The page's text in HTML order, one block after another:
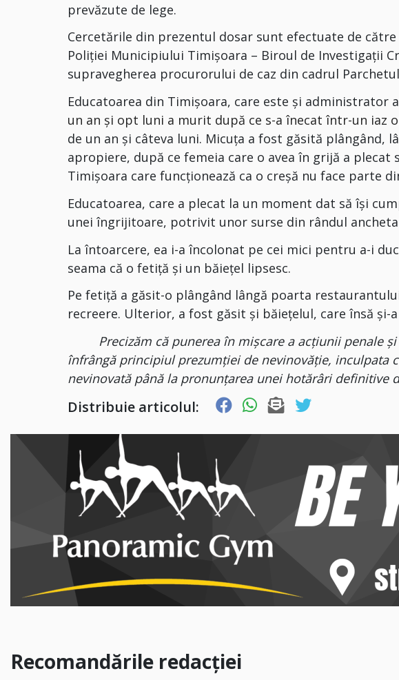
prevăzute de lege.
Cercetările din prezentul dosar sunt efectuate de
Poliției Municipiului Timișoara – Biroul de Investigații
supravegherea procurorului de caz din cadrul
Educatoarea din Timişoara, care este şi administrator
un an şi opt luni a murit după ce s-a înecat într-un iaz
de un an şi câteva luni. Micuţa a fost găsită plângând,
apropiere, după ce femeia care o avea în grijă a plecat
Timişoara care funcţionează ca o creşă nu face parte
Educatoarea, care a plecat la un moment dat să îşi
unei îngrijitoare, potrivit unor surse din rândul
La întoarcere, ea i-a încolonat pe cei mici pentru a-i
seama că o fetiţă şi un băieţel lipsesc.
Pe fetiţă a găsit-o plângând lângă poarta
recreere. Ulterior, a fost găsit şi băieţelul, care însă
Precizăm că punerea în mișcare a acțiunii penale și
înfrângă principiul prezumției de nevinovăție, inculpata
nevinovată până la pronunțarea unei hotărâri definitive
Distribuie articolul:
Recomandările redacției